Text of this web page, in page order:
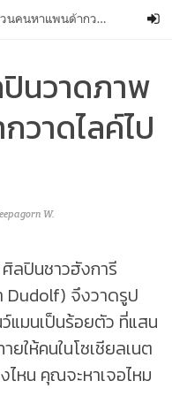
เห็นหมีหนูไหม ศิลปินวาดภาพชวนคนหาแพนด้ากวาดไลค์ไปสี่แสน
นวาดภาพ
วาดไลค์ไป
W.
ลปินชาวฮังการี
Dudolf) จึงวาดรูป
แมนเป็นร้อยตัว ที่แสน
ให้คนในโซเชียลเนต
ไหน คุณจะหาเจอไหม